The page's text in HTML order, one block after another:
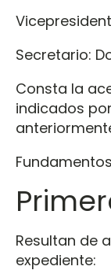
Secretario:
Consta la
indicados
Resultan de
expediente: